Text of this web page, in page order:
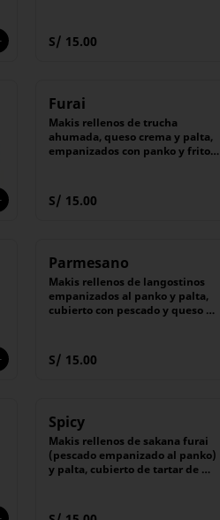
S/ 15.00
Furai
Makis rellenos de trucha
ahumada, queso crema y palta,
empanizados con panko y fritos
(dulce)
(6 unidades).
S/ 15.00
Parmesano
Makis rellenos de langostinos
empanizados al panko y palta,
cubierto con pescado y queso
S/ 15.00
Spicy
Makis rellenos de sakana furai
(pescado empanizado al panko)
y palta, cubierto de tartar de
Acompañado de salsa Tare